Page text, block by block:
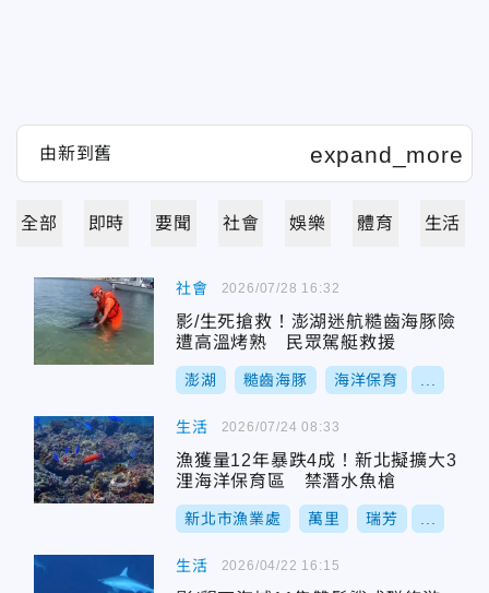
全部 即時 要聞 社會 娛樂 體育 生活
社會
影/生死搶救！澎湖迷航糙齒海豚險
遭高溫烤熟 民眾駕艇救援
澎湖 糙齒海豚 海洋保育
2026/07/28 16:32
生活
漁獲量12年暴跌4成！新北擬擴大3
浬海洋保育區 禁潛水魚槍
新北市漁業處 萬里 瑞芳
2026/07/24 08:33
生活 2026/04/22 16:15